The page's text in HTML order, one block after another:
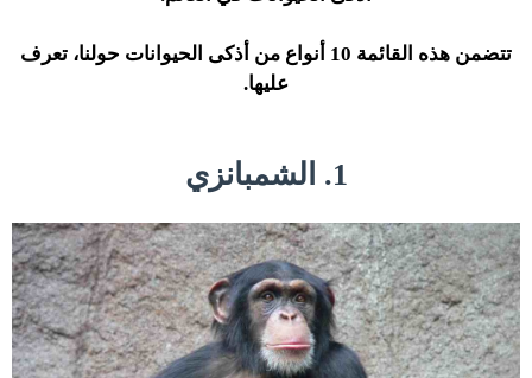
تتضمن هذه القائمة 10 أنواع من أذكى الحيوانات حولنا، تعرف
عليها.
1. الشمبانزي